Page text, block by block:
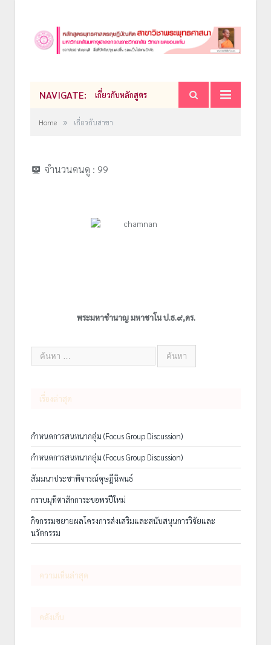
NAVIGATE: เกี่ยวกับหลักสูตร
Home » เกี่ยวกับสาขา
จำนวนคนดู : 99
พระมหาชำนาญ มหาชาโน ป.ธ.๙,ดร.
เรื่องล่าสุด
กำหนดการสนทนากลุ่ม (Focus Group Discussion)
กำหนดการสนทนากลุ่ม (Focus Group Discussion)
สัมมนาประชาพิจารณ์ดุษฎีนิพนธ์
กราบมุทิตาสักการะขอพรปีใหม่
กิจกรรมขยายผลโครงการส่งเสริมและสนับสนุนการวิจัยและ
นวัตกรรม
ความเห็นล่าสุด
คลังเก็บ